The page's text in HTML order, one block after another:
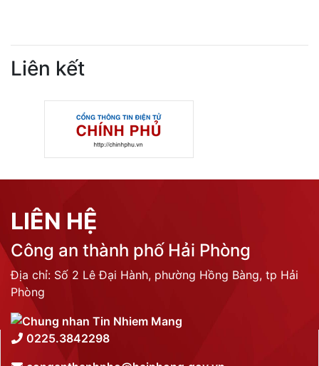
Liên kết
LIÊN HỆ
Công an thành phố Hải Phòng
Địa chỉ: Số 2 Lê Đại Hành, phường Hồng Bàng, tp Hải
Phòng
0225.3842298